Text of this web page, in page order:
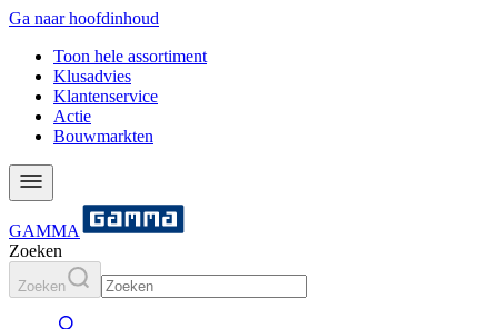
Ga naar hoofdinhoud
Toon hele assortiment
Klusadvies
Klantenservice
Actie
Bouwmarkten
GAMMA
Zoeken
Zoeken